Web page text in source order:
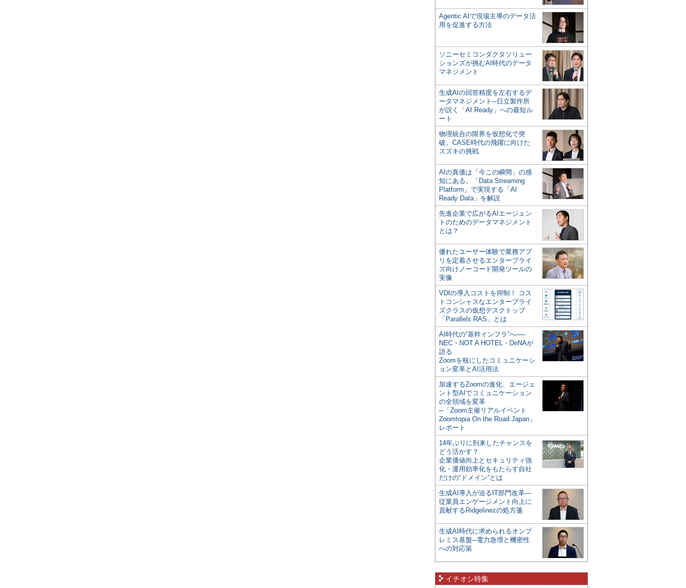
Agentic AIで現場主導のデータ活
用を促進する方法
ソニーセミコンダクタソリュー
ションズが挑むAI時代のデータ
マネジメント
生成AIの回答精度を左右するデ
ータマネジメント─日立製作所
が説く「AI Ready」への最短ル
ート
物理統合の限界を仮想化で突
破。CASE時代の飛躍に向けた
スズキの挑戦
AIの真価は「今この瞬間」の感
知にある。「Data Streaming
Platform」で実現する「AI
Ready Data」を解説
先進企業で広がるAIエージェン
トのためのデータマネジメント
とは？
優れたユーザー体験で業務アプ
リを定着させるエンタープライ
ズ向けノーコード開発ツールの
実像
VDIの導入コストを抑制！ コス
トコンシャスなエンタープライ
ズクラスの仮想デスクトップ
「Parallels RAS」とは
AI時代の“基幹インフラ”へ──
NEC・NOT A HOTEL・DeNAが
語る
Zoomを核にしたコミュニケーシ
ョン変革とAI活用法
加速するZoomの進化、エージェ
ント型AIでコミュニケーション
の全領域を変革
─「Zoom主催リアルイベント
Zoomtopia On the Road Japan」
レポート
14年ぶりに到来したチャンスを
どう活かす？
企業価値向上とセキュリティ強
化・運用効率化をもたらす自社
だけの“ドメイン”とは
生成AI導入が迫るIT部門改革―
従業員エンゲージメント向上に
貢献するRidgelinezの処方箋
生成AI時代に求められるオンプ
レミス基盤─電力急増と機密性
への対応策
イチオシ特集